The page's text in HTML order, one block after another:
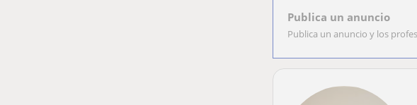
Publica un anuncio
Publica un anuncio y los